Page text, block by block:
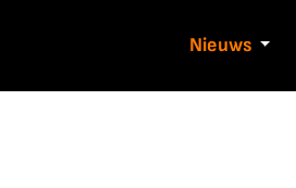
Nieuws